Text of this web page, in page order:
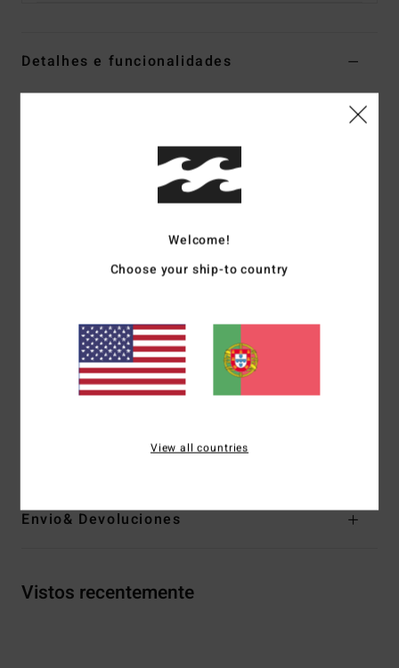
Detalhes e funcionalidades
Tecido canelado tan lines de mistura de elastano
Bandeau
Perna:Corte cavado médio
Cobertura atrás:Cobertura Hi retro
Fecho:Laço à frente
Marca:Barra metálica
91% poliéster reciclado, 9% elastano
Envio& Devoluciones
Vistos recentemente
Welcome!
Choose your ship-to country
View all countries